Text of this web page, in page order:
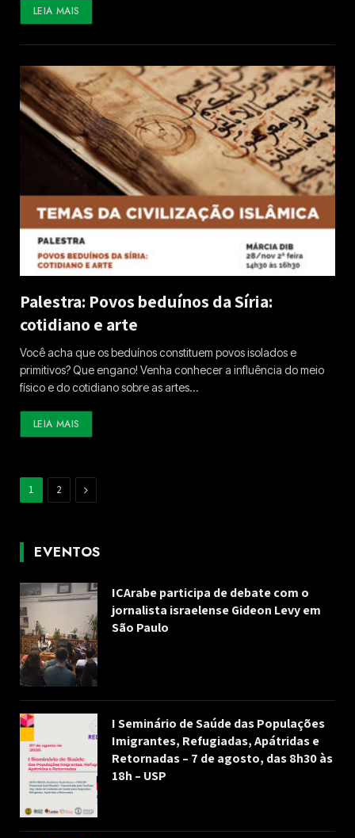
LEIA MAIS
Palestra: Povos beduínos da Síria:
cotidiano e arte
Você acha que os beduínos constituem povos isolados e
primitivos? Que engano! Venha conhecer a influência do meio
físico e do cotidiano sobre as artes…
LEIA MAIS
1 2 Next
EVENTOS
ICArabe participa de debate com o
jornalista israelense Gideon Levy em
São Paulo
I Seminário de Saúde das Populações
Imigrantes, Refugiadas, Apátridas e
Retornadas – 7 de agosto, das 8h30 às
18h – USP